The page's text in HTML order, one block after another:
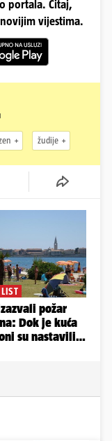
portala. Čitaj,
vijestima.
žudije